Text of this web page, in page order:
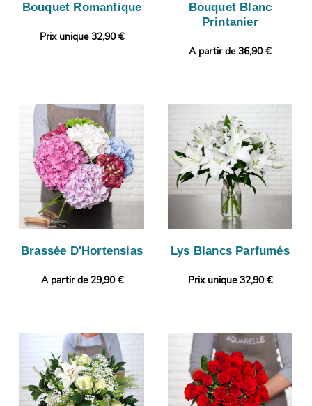
Bouquet Romantique
Prix unique 32,90 €
Bouquet Blanc
Printanier
A partir de 36,90 €
Brassée D'Hortensias
A partir de 29,90 €
Lys Blancs Parfumés
Prix unique 32,90 €